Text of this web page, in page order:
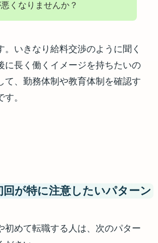
くなりませんか？
。いきなり給料交渉のように聞く
に長く働くイメージを持ちたいの
て、勤務体制や教育体制を確認す
。
回が特に注意したいパターン
初めて転職する人は、次のパター